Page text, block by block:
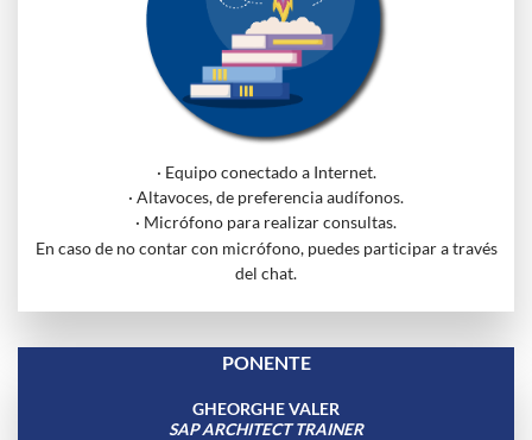
· Equipo conectado a Internet.
· Altavoces, de preferencia audífonos.
· Micrófono para realizar consultas.
En caso de no contar con micrófono, puedes participar a través
del chat.
PONENTE
GHEORGHE VALER
SAP ARCHITECT TRAINER